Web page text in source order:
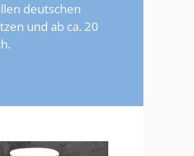
deutschen
und ab ca. 20